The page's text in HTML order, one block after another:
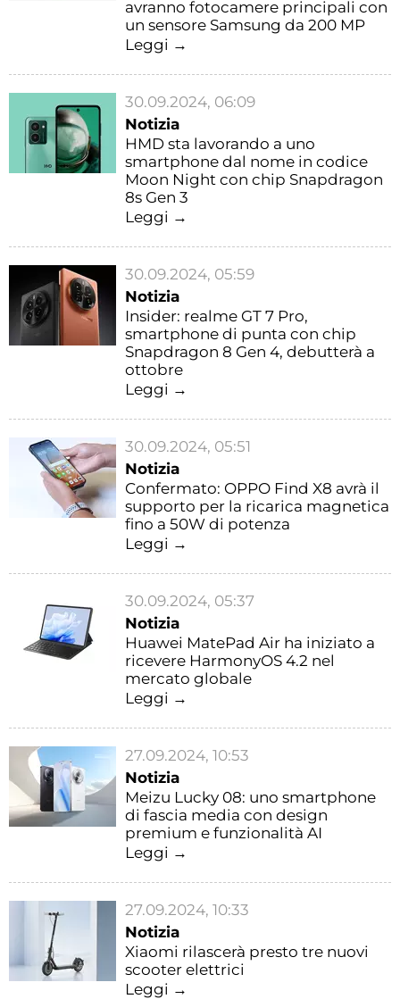
avranno fotocamere principali con
un sensore Samsung da 200 MP
Leggi →
30.09.2024, 06:09
Notizia
HMD sta lavorando a uno
smartphone dal nome in codice
Moon Night con chip Snapdragon
8s Gen 3
Leggi →
30.09.2024, 05:59
Notizia
Insider: realme GT 7 Pro,
smartphone di punta con chip
Snapdragon 8 Gen 4, debutterà a
ottobre
Leggi →
30.09.2024, 05:51
Notizia
Confermato: OPPO Find X8 avrà il
supporto per la ricarica magnetica
fino a 50W di potenza
Leggi →
30.09.2024, 05:37
Notizia
Huawei MatePad Air ha iniziato a
ricevere HarmonyOS 4.2 nel
mercato globale
Leggi →
27.09.2024, 10:53
Notizia
Meizu Lucky 08: uno smartphone
di fascia media con design
premium e funzionalità AI
Leggi →
27.09.2024, 10:33
Notizia
Xiaomi rilascerà presto tre nuovi
scooter elettrici
Leggi →